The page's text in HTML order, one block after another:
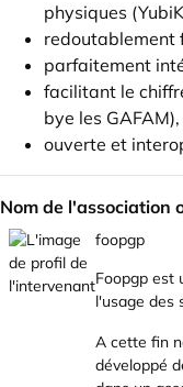
physiques
redoutablement
parfaitement
facilitant le
bye les GAFAM),
ouverte et
Nom de l'association
foopgp
Foopgp est
l'usage des
A cette fin
développé